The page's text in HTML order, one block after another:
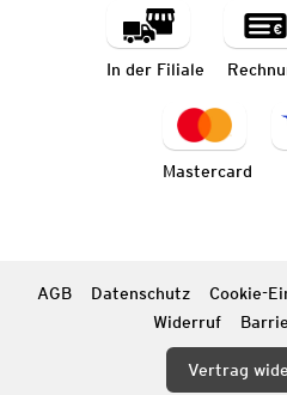
In der Filiale
Mastercard
AGB Datenschutz Cookie-
Widerruf
Vertrag